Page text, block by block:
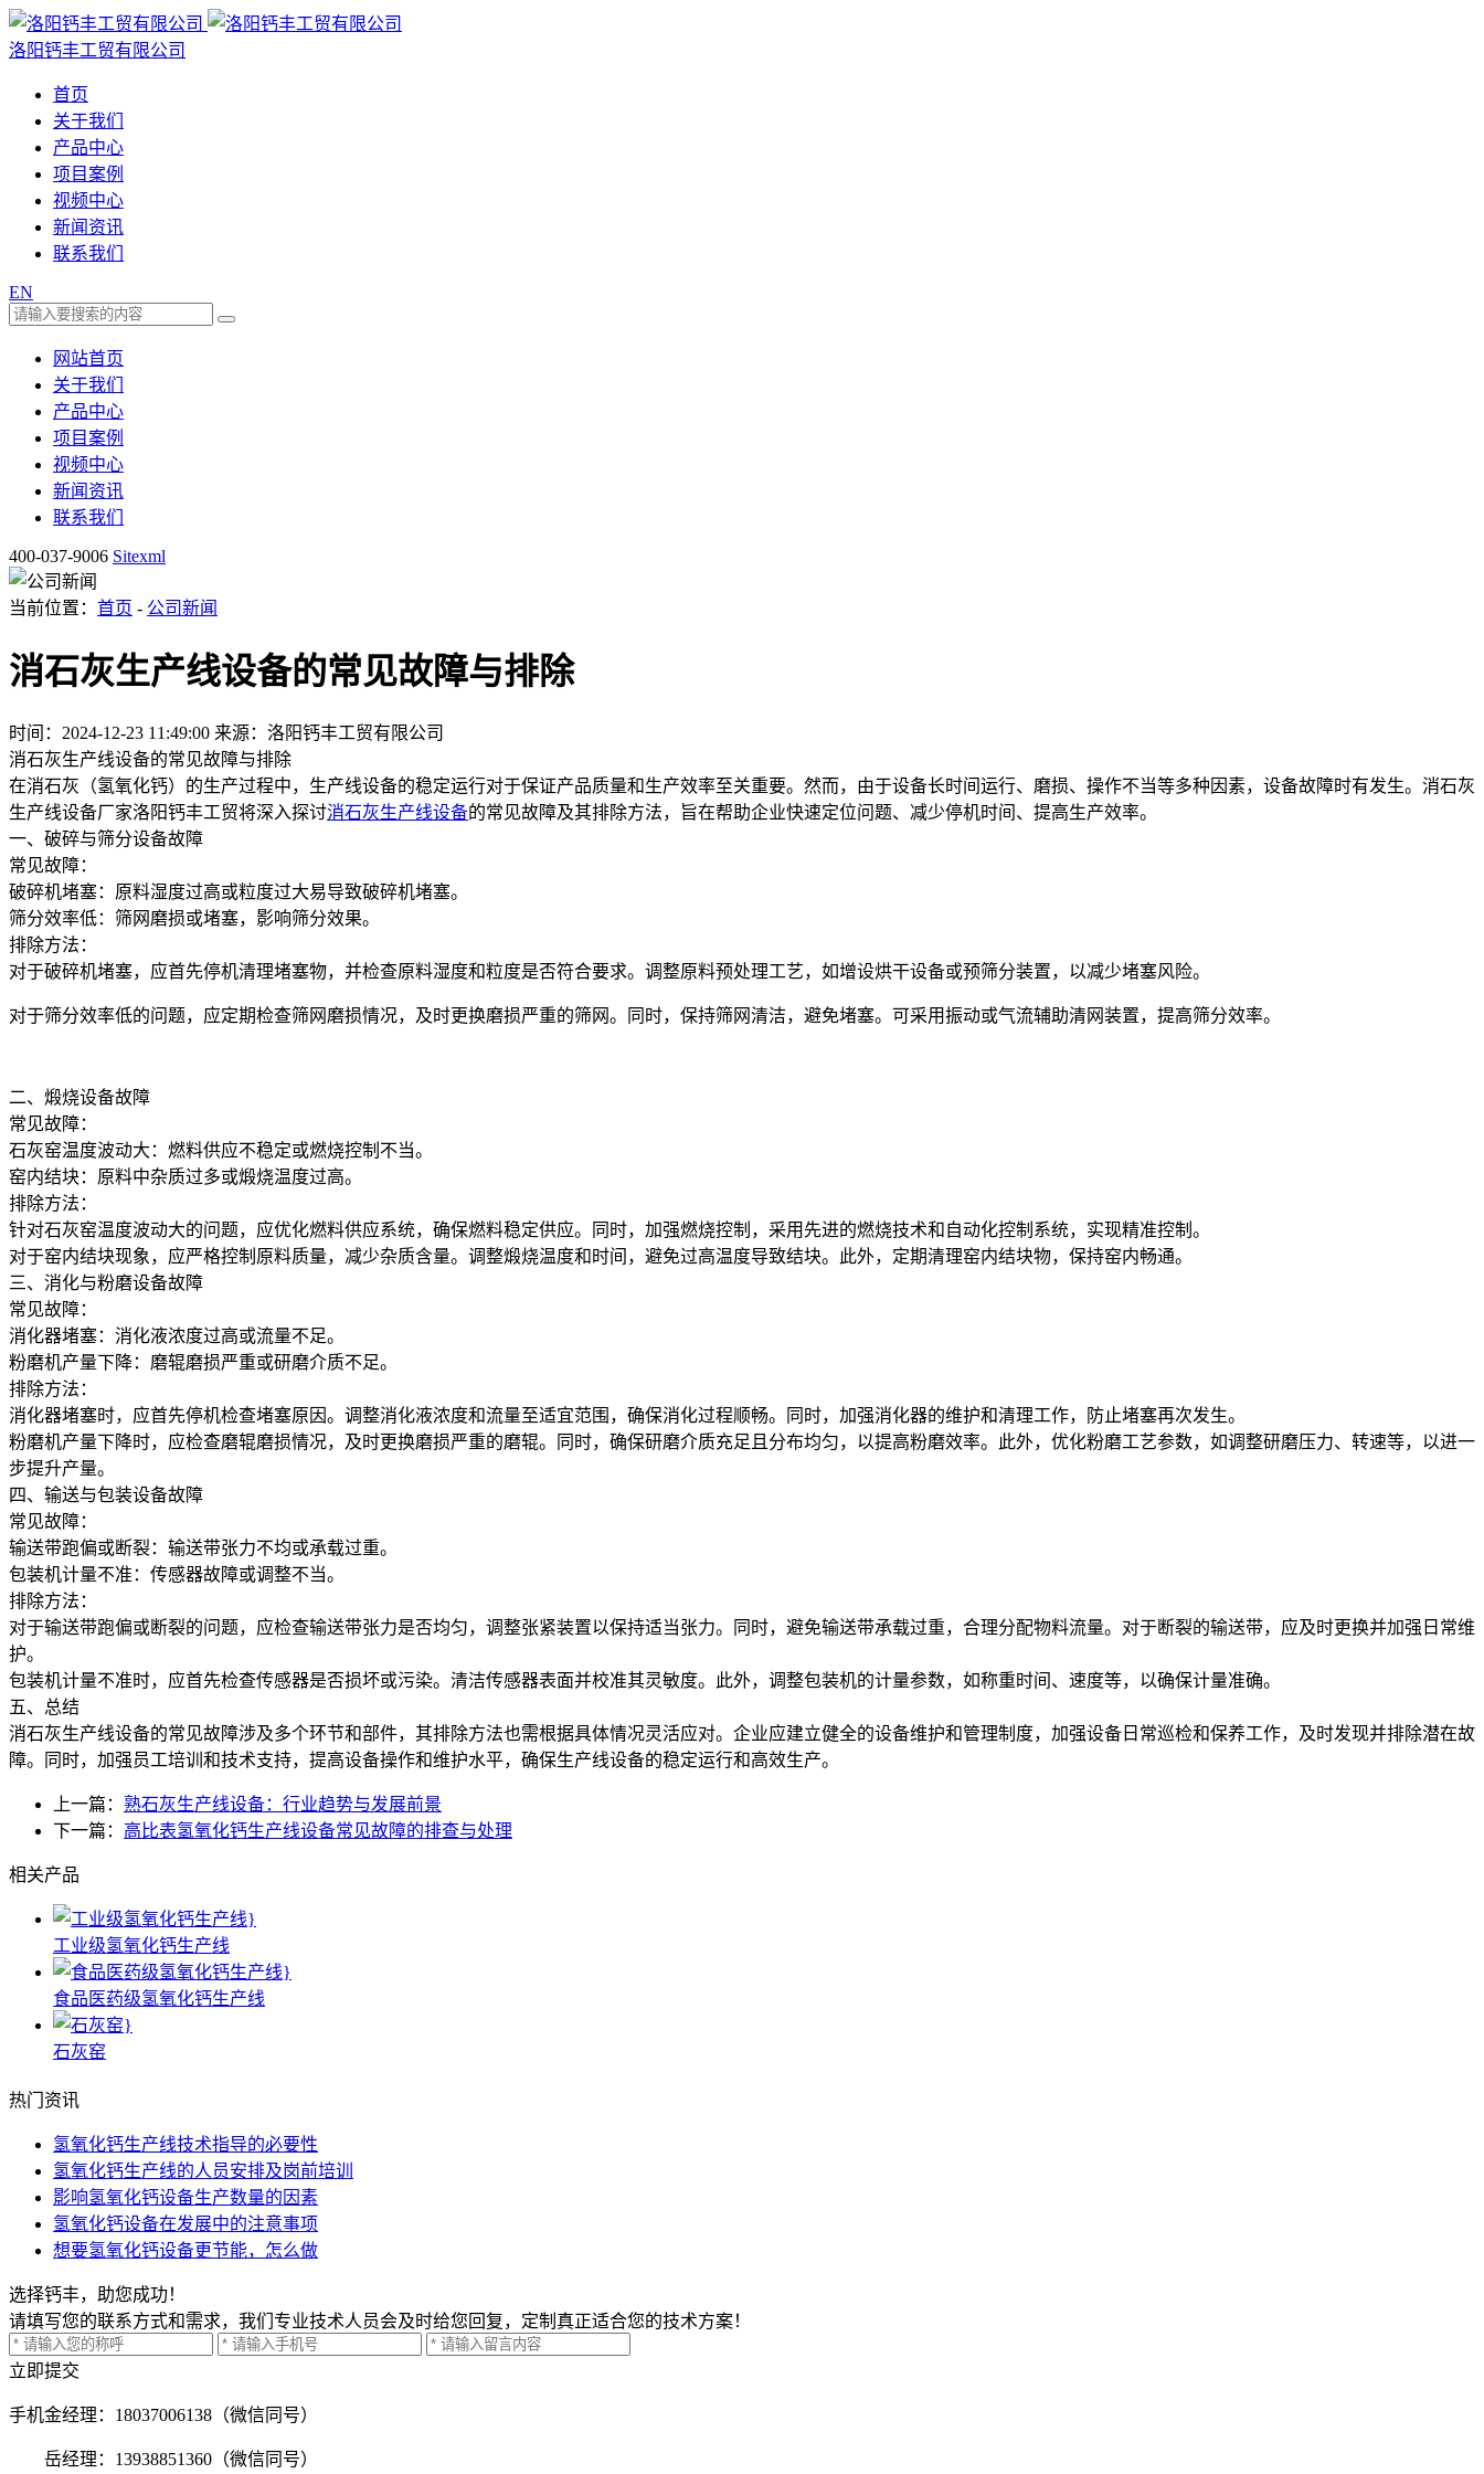
洛阳钙丰工贸有限公司
首页
关于我们
产品中心
项目案例
视频中心
新闻资讯
联系我们
EN
网站首页
关于我们
产品中心
项目案例
视频中心
新闻资讯
联系我们
400-037-9006 Sitexml
当前位置： 首页 - 公司新闻
消石灰生产线设备的常见故障与排除
时间：2024-12-23 11:49:00 来源：洛阳钙丰工贸有限公司
消石灰生产线设备的常见故障与排除
在消石灰（氢氧化钙）的生产过程中，生产线设备的稳定运行对于保证产品质量和生产效率至关重要。然而，由于设备长时间运行、磨损、操作不当等多种因素，设备故障时有发生。 消石灰
生产线设备厂家洛阳钙丰工贸将深入探讨消石灰生产线设备的常见故障及其排除方法，旨在帮助企业快速定位问题、减少停机时间、提高生产效率。
一、破碎与筛分设备故障
常见故障：
破碎机堵塞：原料湿度过高或粒度过大易导致破碎机堵塞。
筛分效率低：筛网磨损或堵塞，影响筛分效果。
排除方法：
对于破碎机堵塞，应首先停机清理堵塞物，并检查原料湿度和粒度是否符合要求。调整原料预处理工艺，如增设烘干设备或预筛分装置，以减少堵塞风险。
对于筛分效率低的问题，应定期检查筛网磨损情况，及时更换磨损严重的筛网。同时，保持筛网清洁，避免堵塞。可采用振动或气流辅助清网装置，提高筛分效率。
二、煅烧设备故障
常见故障：
石灰窑温度波动大：燃料供应不稳定或燃烧控制不当。
窑内结块：原料中杂质过多或煅烧温度过高。
排除方法：
针对石灰窑温度波动大的问题，应优化燃料供应系统，确保燃料稳定供应。同时，加强燃烧控制，采用先进的燃烧技术和自动化控制系统，实现精准控制。
对于窑内结块现象，应严格控制原料质量，减少杂质含量。调整煅烧温度和时间，避免过高温度导致结块。此外，定期清理窑内结块物，保持窑内畅通。
三、消化与粉磨设备故障
常见故障：
消化器堵塞：消化液浓度过高或流量不足。
粉磨机产量下降：磨辊磨损严重或研磨介质不足。
排除方法：
消化器堵塞时，应首先停机检查堵塞原因。调整消化液浓度和流量至适宜范围，确保消化过程顺畅。同时，加强消化器的维护和清理工作，防止堵塞再次发生。
粉磨机产量下降时，应检查磨辊磨损情况，及时更换磨损严重的磨辊。同时，确保研磨介质充足且分布均匀，以提高粉磨效率。此外，优化粉磨工艺参数，如调整研磨压力、转速等，以进一
步提升产量。
四、输送与包装设备故障
常见故障：
输送带跑偏或断裂：输送带张力不均或承载过重。
包装机计量不准：传感器故障或调整不当。
排除方法：
对于输送带跑偏或断裂的问题，应检查输送带张力是否均匀，调整张紧装置以保持适当张力。同时，避免输送带承载过重，合理分配物料流量。对于断裂的输送带，应及时更换并加强日常维
护。
包装机计量不准时，应首先检查传感器是否损坏或污染。清洁传感器表面并校准其灵敏度。此外，调整包装机的计量参数，如称重时间、速度等，以确保计量准确。
五、总结
消石灰生产线设备的常见故障涉及多个环节和部件，其排除方法也需根据具体情况灵活应对。企业应建立健全的设备维护和管理制度，加强设备日常巡检和保养工作，及时发现并排除潜在故
障。同时，加强员工培训和技术支持，提高设备操作和维护水平，确保生产线设备的稳定运行和高效生产。
上一篇： 熟石灰生产线设备：行业趋势与发展前景
下一篇： 高比表氢氧化钙生产线设备常见故障的排查与处理
相关产品
工业级氢氧化钙生产线
食品医药级氢氧化钙生产线
石灰窑
热门资讯
氢氧化钙生产线技术指导的必要性
氢氧化钙生产线的人员安排及岗前培训
影响氢氧化钙设备生产数量的因素
氢氧化钙设备在发展中的注意事项
想要氢氧化钙设备更节能，怎么做
选择钙丰，助您成功！
请填写您的联系方式和需求，我们专业技术人员会及时给您回复，定制真正适合您的技术方案！
立即提交
手机金经理：18037006138（微信同号）
岳经理：13938851360（微信同号）